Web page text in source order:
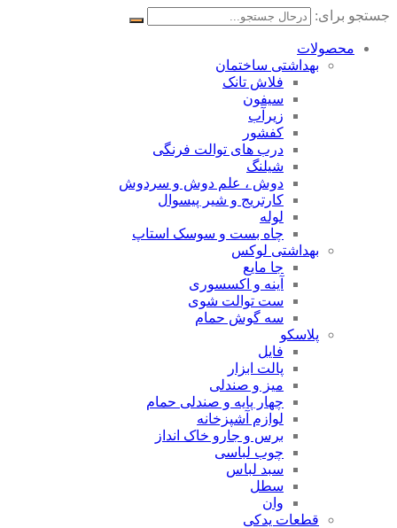
جستجو برای:
محصولات
بهداشتی ساختمان
فلاش تانک
سیفون
زیرآب
کفشور
درب های توالت فرنگی
شیلنگ
دوش ، علم دوش و سردوش
کارتریج و شیر پیسوال
لوله
چاه بست و سوسک استاپ
بهداشتی لوکس
جا مایع
آینه و اکسسوری
ست توالت شوی
سه گوش حمام
پلاسکو
فایل
پالت ابزار
میز و صندلی
چهار پایه و صندلی حمام
لوازم آشپزخانه
برس و جارو خاک انداز
چوب لباسی
سبد لباس
سطل
وان
قطعات یدکی